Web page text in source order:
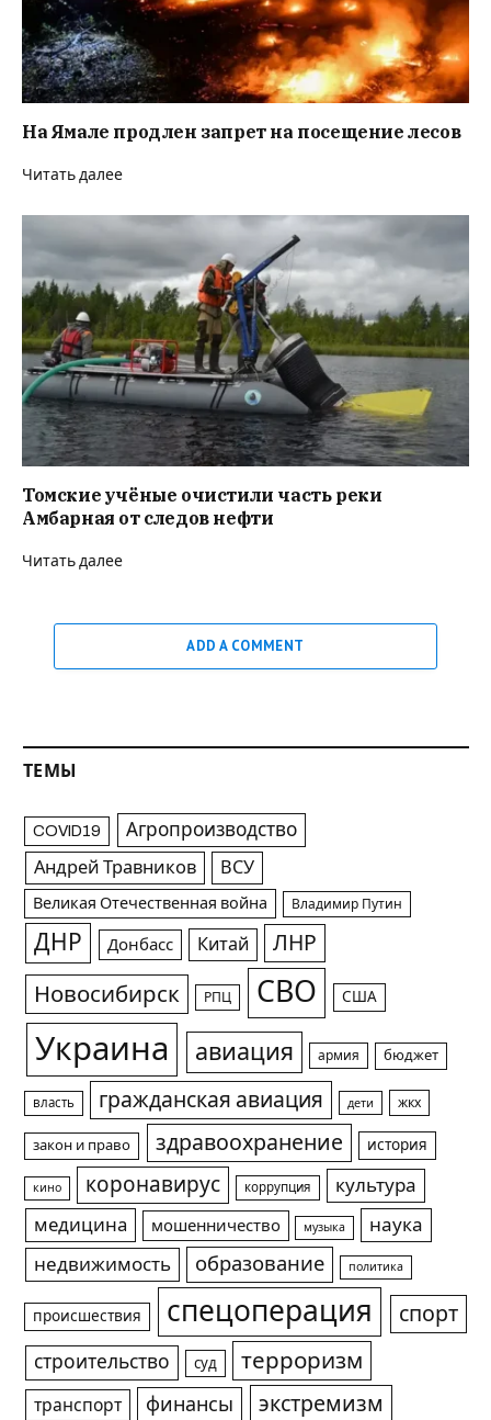
На Ямале продлен запрет на посещение лесов
Читать далее
Томские учёные очистили часть реки
Амбарная от следов нефти
Читать далее
ADD A COMMENT
ТЕМЫ
COVID19 Агропроизводство
Андрей Травников ВСУ
Великая Отечественная война Владимир Путин
ДНР Донбасс Китай ЛНР
Новосибирск РПЦ СВО США
Украина авиация армия бюджет
власть гражданская авиация дети жкх
закон и право здравоохранение история
кино коронавирус коррупция
культура
медицина
мошенничество музыка
наука
недвижимость
образование политика
происшествия спецоперация спорт
строительство суд терроризм
транспорт финансы экстремизм